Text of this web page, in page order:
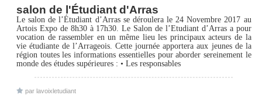
salon de l'Étudiant d'Arras
Le salon de l’Étudiant d’Arras se déroulera le 24 Novembre 2017 au
Artois Expo de 8h30 à 17h30. Le Salon de l’Etudiant d’Arras a pour
vocation de rassembler en un même lieu les principaux acteurs de la
vie étudiante de l’Arrageois. Cette journée apportera aux jeunes de la
région toutes les informations essentielles pour aborder sereinement le
monde des études supérieures : • Les responsables
par lavoixletudiant